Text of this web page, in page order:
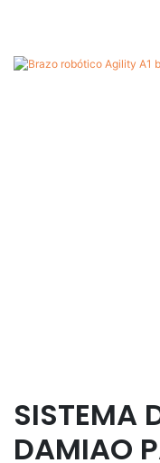
SISTEMA
DAMIAO